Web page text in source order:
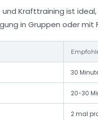
Krafttraining ist
in Gruppen oder
30
20-30
2 mal